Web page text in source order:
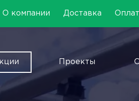
О компании Доставка
Проекты